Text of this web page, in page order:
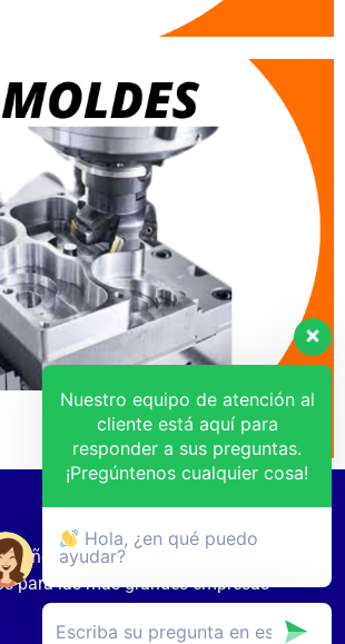
años de experiecia
para las mas grandes empresas
Nuestro equipo de atención al
cliente está aquí para
responder a sus preguntas.
¡Pregúntenos cualquier cosa!
Hola, ¿en qué puedo
ayudar?